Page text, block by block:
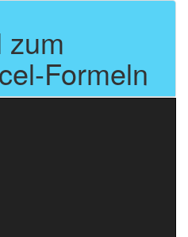
zum
Formeln